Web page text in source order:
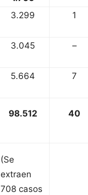
3.299 1
3.045 –
5.664 7
98.512 40
(Se
extraen
708 casos